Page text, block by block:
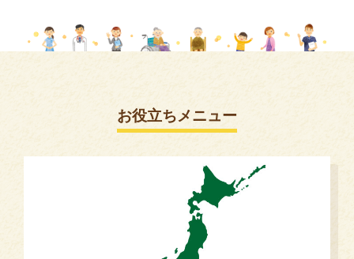
お役立ちメニュー